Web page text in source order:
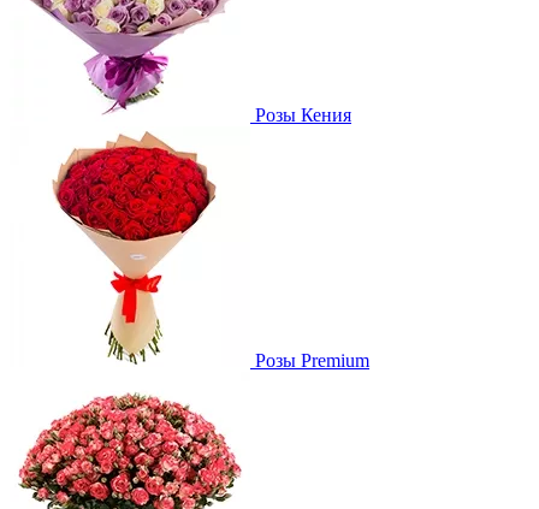
Розы Кения
Розы Premium